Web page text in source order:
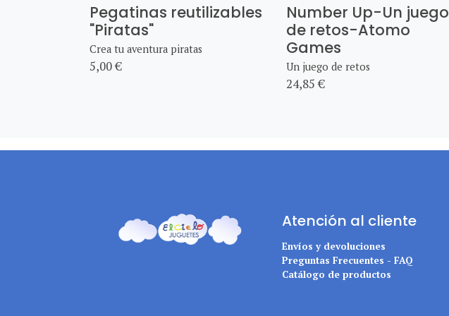
Pegatinas reutilizables
"Piratas"
Crea tu aventura piratas
5,00 €
Number Up-Un juego
de retos-Atomo
Games
Un juego de retos
24,85 €
Atención al cliente
Envíos y devoluciones
Preguntas Frecuentes - FAQ
Catálogo de productos